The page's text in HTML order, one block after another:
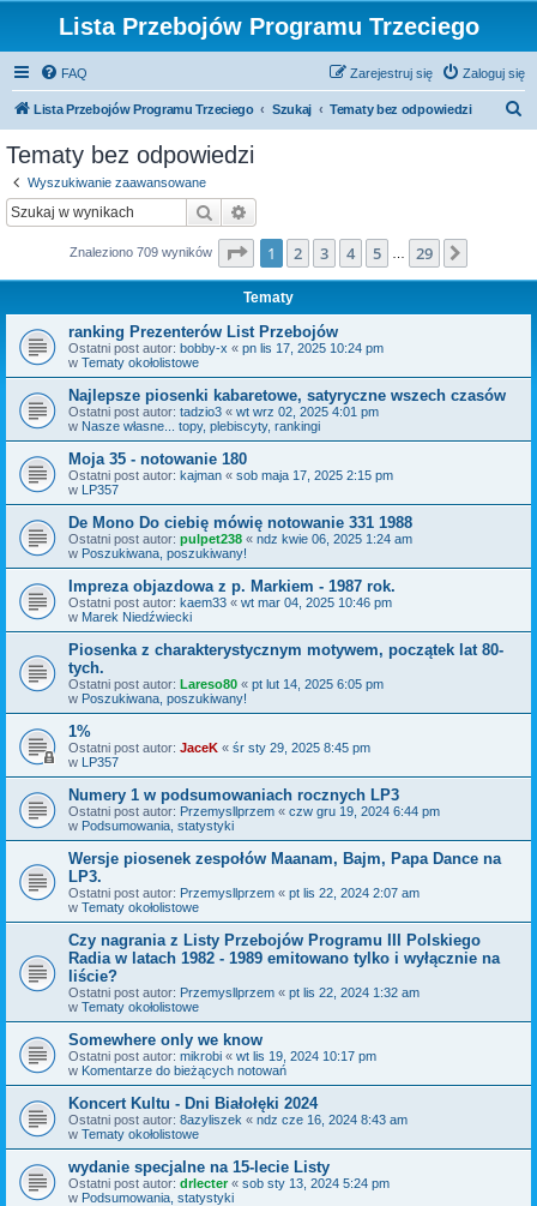
Lista Przebojów Programu Trzeciego
FAQ Zaloguj się
Zarejestruj się
Lista Przebojów Programu Trzeciego Szukaj Tematy bez odpowiedzi
Tematy bez odpowiedzi
Wyszukiwanie zaawansowane
Szukaj
Znaleziono 709 wyników Strona z29
1 2 3 4 5 29
Tematy
ranking Prezenterów List Przebojów
Ostatni post autor: bobby-x « pn lis 17, 2025 10:24 pm
w Tematy okołolistowe
Najlepsze piosenki kabaretowe, satyryczne wszech czasów
Ostatni post autor: tadzio3 « wt wrz 02, 2025 4:01 pm
w Nasze własne... topy, plebiscyty, rankingi
Moja 35 - notowanie 180
Ostatni post autor: kajman « sob maja 17, 2025 2:15 pm
w LP357
De Mono Do ciebię mówię notowanie 331 1988
Ostatni post autor: pulpet238 « ndz kwie 06, 2025 1:24 am
w Poszukiwana, poszukiwany!
Impreza objazdowa z p. Markiem - 1987 rok.
Ostatni post autor: kaem33 « wt mar 04, 2025 10:46 pm
w Marek Niedźwiecki
Piosenka z charakterystycznym motywem, początek lat 80-
tych.
Ostatni post autor: Lareso80 « pt lut 14, 2025 6:05 pm
w Poszukiwana, poszukiwany!
1%
Ostatni post autor: JaceK « śr sty 29, 2025 8:45 pm
w LP357
Numery 1 w podsumowaniach rocznych LP3
Ostatni post autor: Przemysllprzem « czw gru 19, 2024 6:44 pm
w Podsumowania, statystyki
Wersje piosenek zespołów Maanam, Bajm, Papa Dance na
LP3.
Ostatni post autor: Przemysllprzem « pt lis 22, 2024 2:07 am
w Tematy okołolistowe
Czy nagrania z Listy Przebojów Programu III Polskiego
Radia w latach 1982 - 1989 emitowano tylko i wyłącznie na
liście?
Ostatni post autor: Przemysllprzem « pt lis 22, 2024 1:32 am
w Tematy okołolistowe
Somewhere only we know
Ostatni post autor: mikrobi « wt lis 19, 2024 10:17 pm
w Komentarze do bieżących notowań
Koncert Kultu - Dni Białołęki 2024
Ostatni post autor: 8azyliszek « ndz cze 16, 2024 8:43 am
w Tematy okołolistowe
wydanie specjalne na 15-lecie Listy
Ostatni post autor: drlecter« sob sty 13, 2024 5:24 pm
w Podsumowania, statystyki